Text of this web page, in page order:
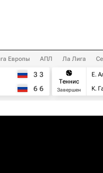
Европы АПЛ Ла Лига
3 3
6 6
Теннис
Завершен
Е.
К.